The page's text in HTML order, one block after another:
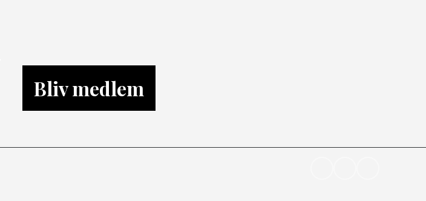
Bliv medlem